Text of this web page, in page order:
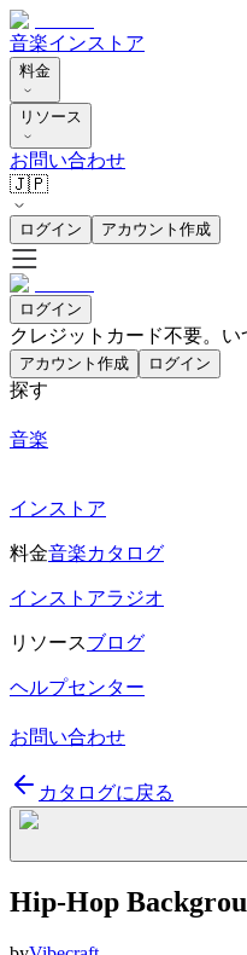
音楽インストア
料金
リソース
お問い合わせ
🇯🇵
ログイン アカウント作成
ログイン
クレジットカード不要。い
アカウント作成 ログイン
探す
音楽
インストア
料金音楽カタログ
インストアラジオ
リソースブログ
ヘルプセンター
お問い合わせ
カタログに戻る
Hip-Hop